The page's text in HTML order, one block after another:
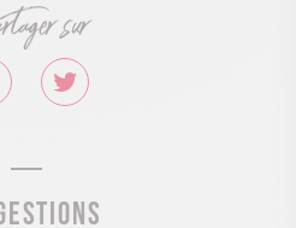
sur